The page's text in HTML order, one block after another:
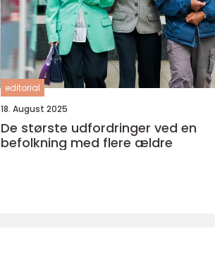
editorial
18. August 2025
De største udfordringer ved en
befolkning med flere ældre